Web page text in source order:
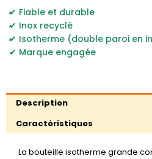
Fiable et durable
,
Inox recyclé
,
Isotherme (double paroi en
,
Marque engagée
Description
Caractéristiques
La bouteille isotherme grande